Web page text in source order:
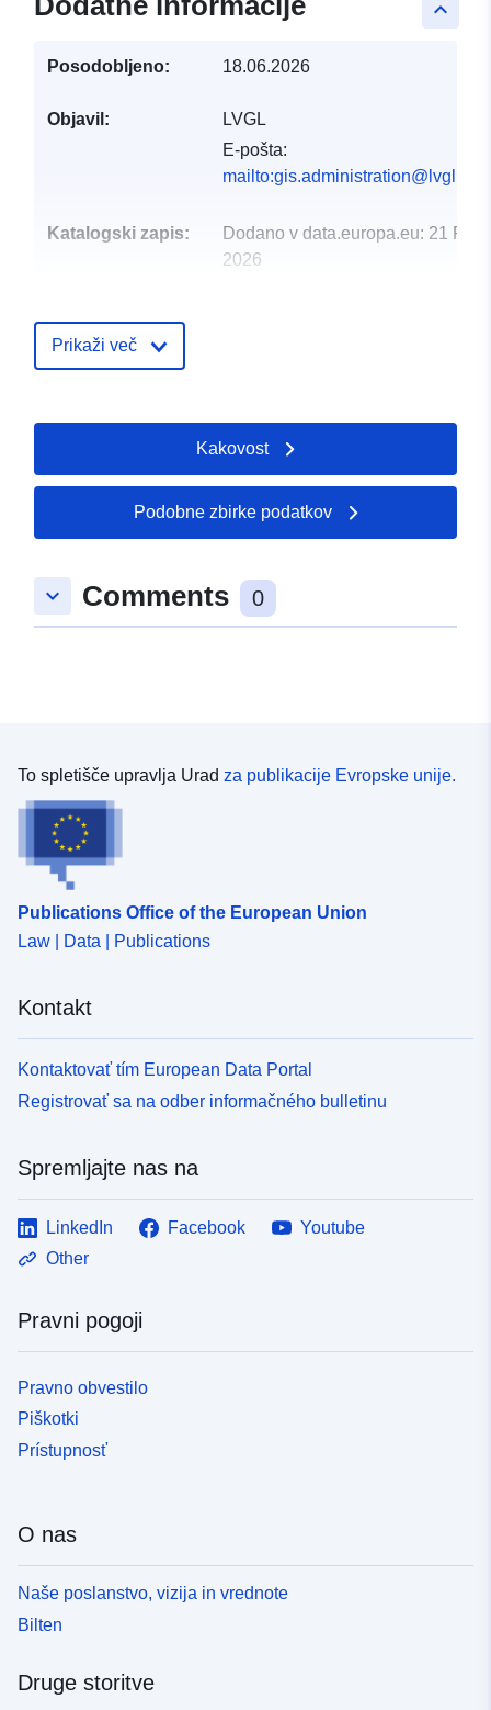
keyboard_arrow_up
Posodobljeno: 18.06.2026
Objavil:
LVGL
E-pošta:
Katalogski zapis: Dodano v data.europa.eu: 21
2026
Prostorski:
49.252176 ], [ 7.219198,
49.228101 ], [ 7.182161,
49.228101 ], [ 7.182161,
49.252176 ] ]
Tip: Polygon
uriRef:
http://data.europa.eu/88u/dataset/
8c62-0285-f4ed-7728c768d13a
Prikaži več
Kakovost
Podobne zbirke podatkov
keyboard_arrow_down Comments 0
To spletišče upravlja Urad za publikacije Evropske unije.
Publications Office of the European Union
Law | Data | Publications
Kontakt
Kontaktovať tím European Data Portal
Registrovať sa na odber informačného bulletinu
Spremljajte nas na
LinkedIn Facebook
Youtube
Other
Pravni pogoji
Pravno obvestilo
Piškotki
Prístupnosť
O nas
Naše poslanstvo, vizija in vrednote
Bilten
Druge storitve